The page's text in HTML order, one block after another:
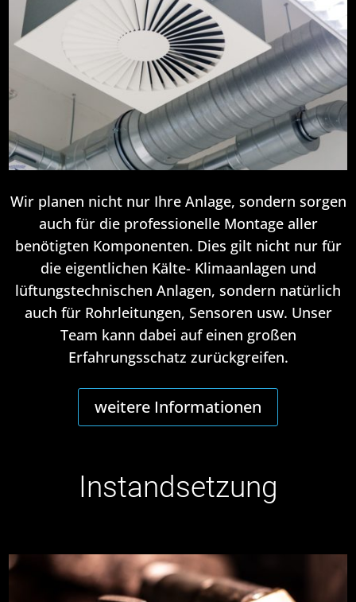
Wir planen nicht nur Ihre Anlage, sondern sorgen
auch für die professionelle Montage aller
benötigten Komponenten. Dies gilt nicht nur für
die eigentlichen Kälte- Klimaanlagen und
lüftungstechnischen Anlagen, sondern natürlich
auch für Rohrleitungen, Sensoren usw. Unser
Team kann dabei auf einen großen
Erfahrungsschatz zurückgreifen.
weitere Informationen
Instandsetzung